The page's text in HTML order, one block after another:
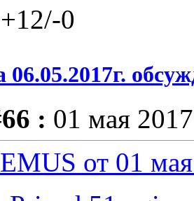
0
06.05.2017г.
: 01 мая
от 01